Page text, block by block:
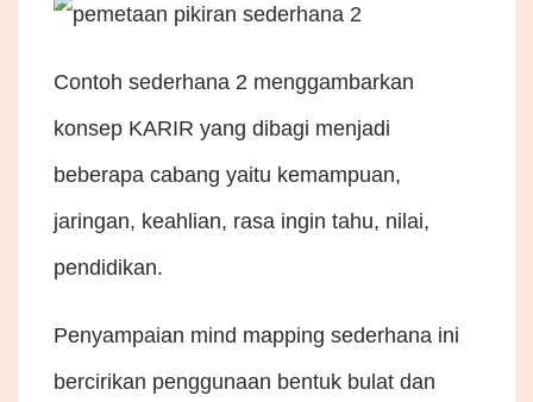
Contoh sederhana 2 menggambarkan
konsep KARIR yang dibagi menjadi
beberapa cabang yaitu kemampuan,
jaringan, keahlian, rasa ingin tahu, nilai,
pendidikan.
Penyampaian mind mapping sederhana ini
bercirikan penggunaan bentuk bulat dan